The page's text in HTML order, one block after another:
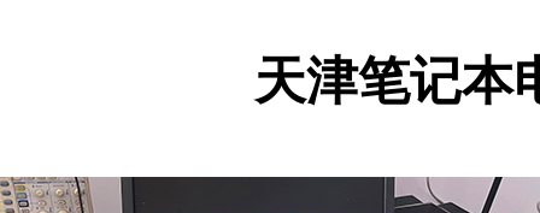
天津笔记本